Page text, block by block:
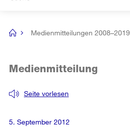
Navigation
[no
Medienmitteilungen 2008–2019
Seite vorlesen
Medienmitteilung
5. September 2012